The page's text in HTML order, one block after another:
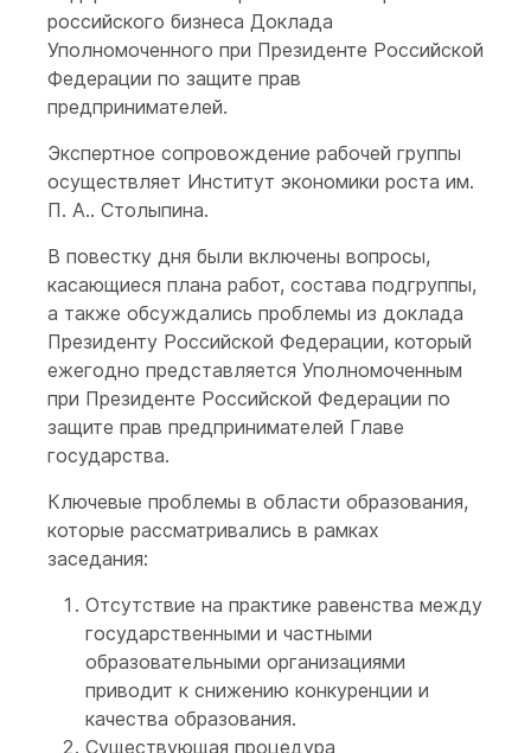
российского бизнеса Доклада
Уполномоченного при Президенте Российской
Федерации по защите прав
предпринимателей.
Экспертное сопровождение рабочей группы
осуществляет Институт экономики роста им.
П. А.. Столыпина.
В повестку дня были включены вопросы,
касающиеся плана работ, состава подгруппы,
а также обсуждались проблемы из доклада
Президенту Российской Федерации, который
ежегодно представляется Уполномоченным
при Президенте Российской Федерации по
защите прав предпринимателей Главе
государства.
Ключевые проблемы в области образования,
которые рассматривались в рамках
заседания:
Отсутствие на практике равенства между
государственными и частными
образовательными организациями
приводит к снижению конкуренции и
качества образования.
Существующая процедура